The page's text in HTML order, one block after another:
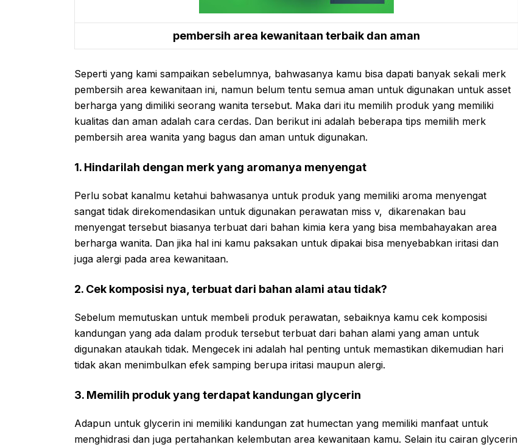
pembersih area kewanitaan terbaik dan aman
Seperti yang kami sampaikan sebelumnya, bahwasanya kamu bisa dapati banyak sekali merk
pembersih area kewanitaan ini, namun belum tentu semua aman untuk digunakan untuk asset
berharga yang dimiliki seorang wanita tersebut. Maka dari itu memilih produk yang memiliki
kualitas dan aman adalah cara cerdas. Dan berikut ini adalah beberapa tips memilih merk
pembersih area wanita yang bagus dan aman untuk digunakan.
1. Hindarilah dengan merk yang aromanya menyengat
Perlu sobat kanalmu ketahui bahwasanya untuk produk yang memiliki aroma menyengat
sangat tidak direkomendasikan untuk digunakan perawatan miss v, dikarenakan bau
menyengat tersebut biasanya terbuat dari bahan kimia kera yang bisa membahayakan area
berharga wanita. Dan jika hal ini kamu paksakan untuk dipakai bisa menyebabkan iritasi dan
juga alergi pada area kewanitaan.
2. Cek komposisi nya, terbuat dari bahan alami atau tidak?
Sebelum memutuskan untuk membeli produk perawatan, sebaiknya kamu cek komposisi
kandungan yang ada dalam produk tersebut terbuat dari bahan alami yang aman untuk
digunakan ataukah tidak. Mengecek ini adalah hal penting untuk memastikan dikemudian hari
tidak akan menimbulkan efek samping berupa iritasi maupun alergi.
3. Memilih produk yang terdapat kandungan glycerin
Adapun untuk glycerin ini memiliki kandungan zat humectan yang memiliki manfaat untuk
menghidrasi dan juga pertahankan kelembutan area kewanitaan kamu. Selain itu cairan glycerin